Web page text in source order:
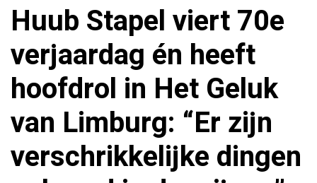
Huub Stapel viert 70e
verjaardag én heeft
hoofdrol in Het Geluk
van Limburg: “Er zijn
verschrikkelijke dingen